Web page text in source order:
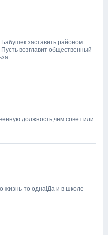
заставить районом
возглавит общественный
должность,чем совет или
жизнь-то одна!Да и в школе